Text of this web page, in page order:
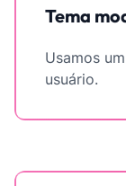
Tema
Usamos
usuário.